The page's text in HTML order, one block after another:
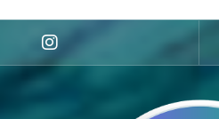
Instagram